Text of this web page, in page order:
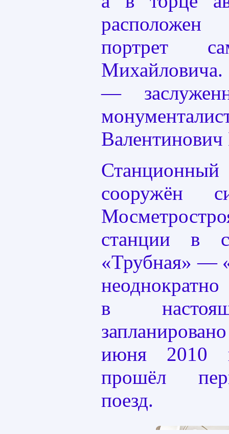
портрет
—
Валентинович
сооружён
станции в
«Трубная» —
в
июня 2010
прошёл
поезд.